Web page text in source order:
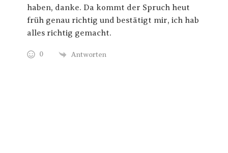
haben, danke. Da kommt der Spruch heut
früh genau richtig und bestätigt mir, ich hab
alles richtig gemacht.
0 Antworten